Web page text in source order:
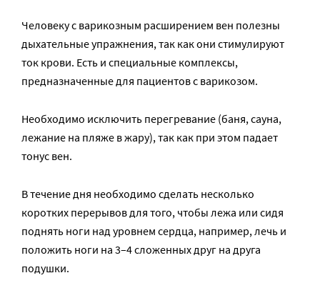
Человеку с варикозным расширением вен полезны
дыхательные упражнения, так как они стимулируют
ток крови. Есть и специальные комплексы,
предназначенные для пациентов с варикозом.
Необходимо исключить перегревание (баня, сауна,
лежание на пляже в жару), так как при этом падает
тонус вен.
В течение дня необходимо сделать несколько
коротких перерывов для того, чтобы лежа или сидя
поднять ноги над уровнем сердца, например, лечь и
положить ноги на 3–4 сложенных друг на друга
подушки.